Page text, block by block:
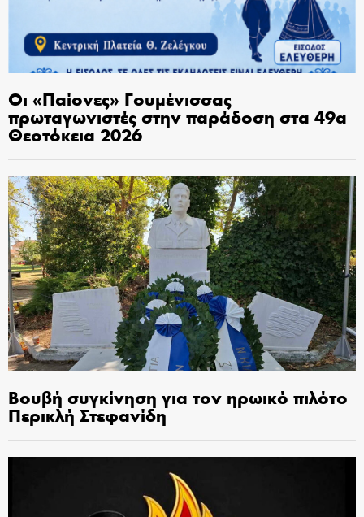
Οι «Παίονες» Γουμένισσας
πρωταγωνιστές στην παράδοση στα 49α
Θεοτόκεια 2026
Βουβή συγκίνηση για τον ηρωικό πιλότο
Περικλή Στεφανίδη